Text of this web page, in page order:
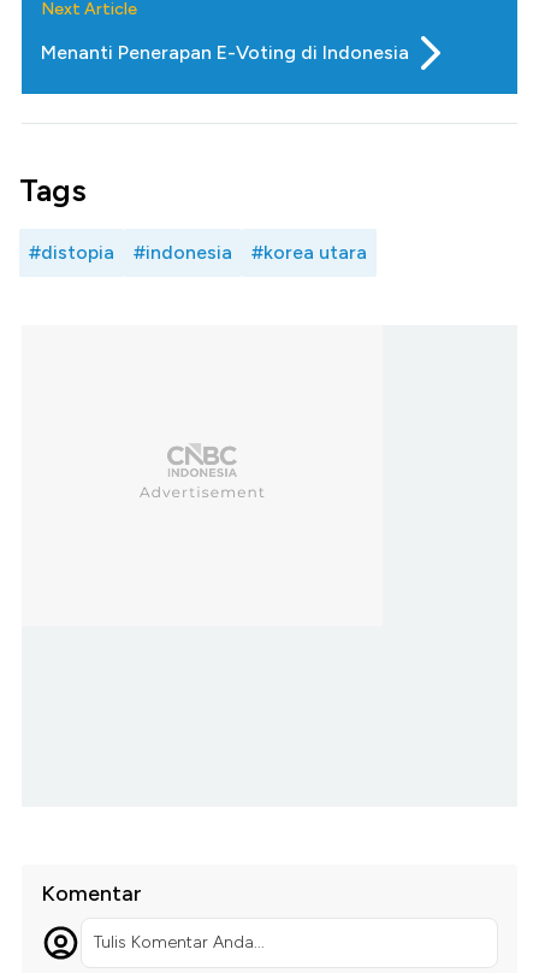
Next Article
Menanti Penerapan E-Voting di Indonesia
Tags
#distopia #indonesia #korea utara
Komentar
Tulis Komentar Anda...